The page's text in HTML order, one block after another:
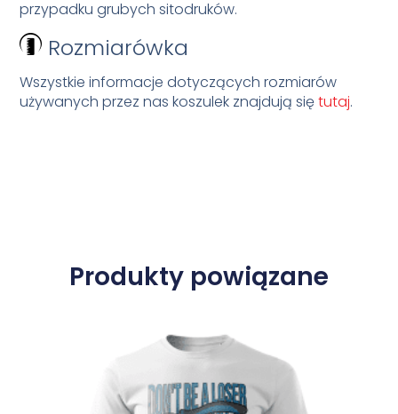
przypadku grubych sitodruków.
Rozmiarówka
Wszystkie informacje dotyczących rozmiarów
używanych przez nas koszulek znajdują siętutaj.
Produkty powiązane